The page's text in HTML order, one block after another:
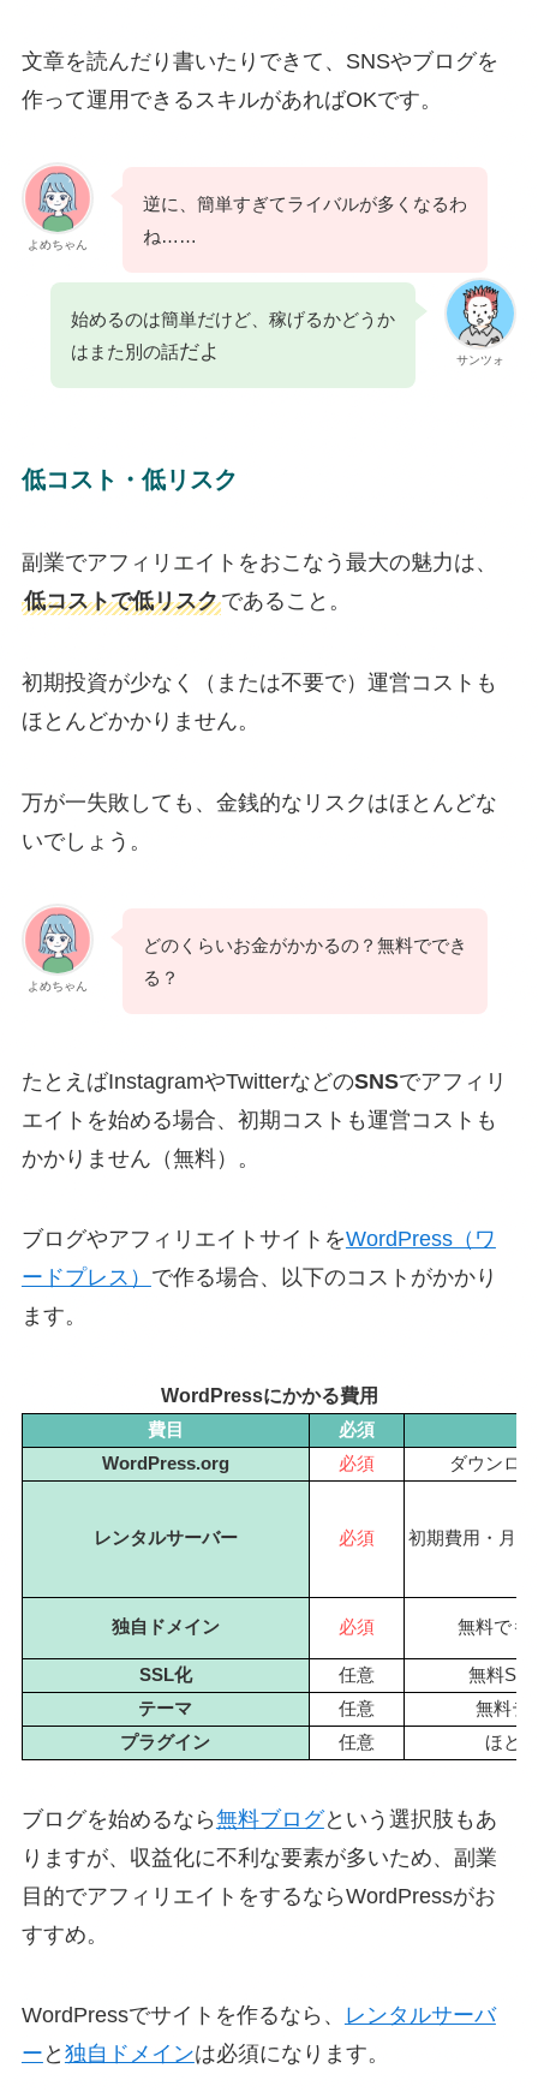
文章を読んだり書いたりできて、SNSやブログを
作って運用できるスキルがあればOKです。
よめちゃん
逆に、簡単すぎてライバルが多くなるわ
ね……
サンツォ
始めるのは簡単だけど、稼げるかどうか
はまた別の話だよ
低コスト・低リスク
副業でアフィリエイトをおこなう最大の魅力は、
低コストで低リスクであること。
初期投資が少なく（または不要で）運営コストも
ほとんどかかりません。
万が一失敗しても、金銭的なリスクはほとんどな
いでしょう。
よめちゃん
どのくらいお金がかかるの？無料ででき
る？
たとえばInstagramやTwitterなどのSNSでアフィリ
エイトを始める場合、初期コストも運営コストも
かかりません（無料）。
ブログやアフィリエイトサイトをWordPress（ワ
ードプレス） で作る場合、以下のコストがかかり
ます。
WordPressにかかる費用
費目 必須
WordPress.org
必須 ダウンロ
レンタルサーバー 必須 初期費用・月
独自ドメイン 必須 無料でも
SSL化 任意
無料
テーマ
任意
無料テ
プラグイン
任意 ほと
ブログを始めるなら無料ブログという選択肢もあ
りますが、収益化に不利な要素が多いため、副業
目的でアフィリエイトをするならWordPressがお
すすめ。
WordPressでサイトを作るなら、
レンタルサーバ
ー と 独自ドメインは必須になります。